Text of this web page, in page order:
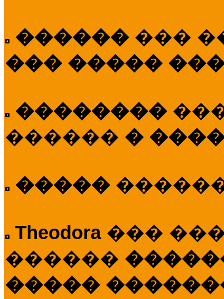
������ ���
��� �����
��������
������ �
�����
Theodora ���
������
�����